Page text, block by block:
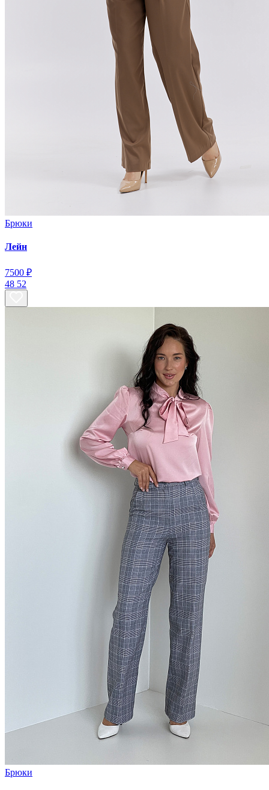
Брюки
Лейн
7500 ₽
48 52
Брюки